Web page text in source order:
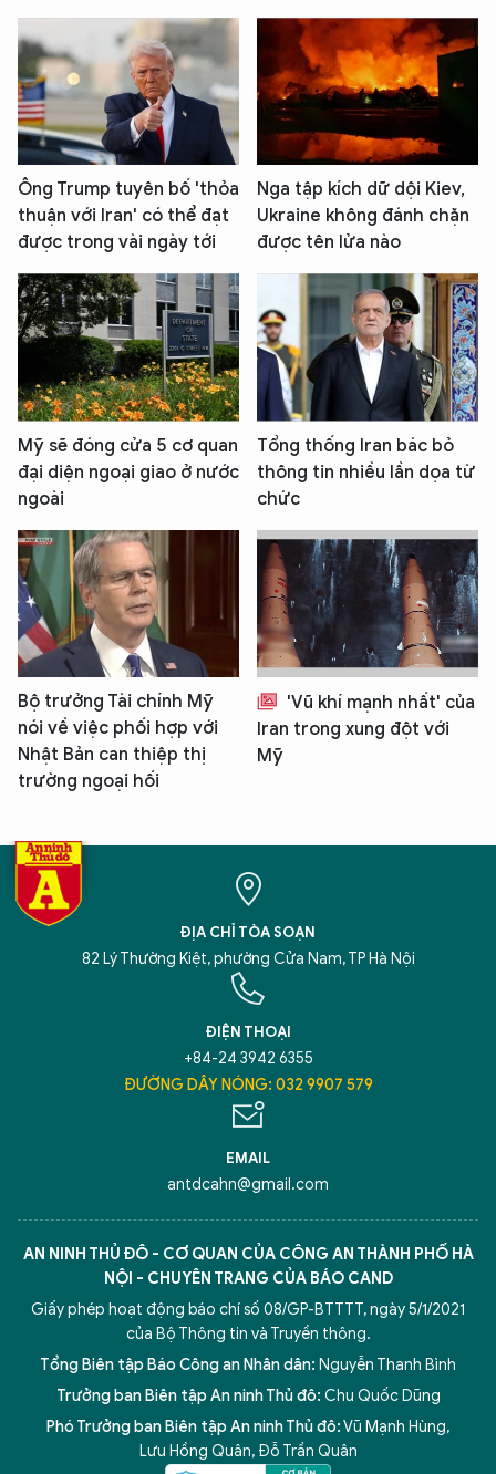
Ông Trump tuyên bố 'thỏa
thuận với Iran' có thể đạt
được trong vài ngày tới
Nga tập kích dữ dội Kiev,
Ukraine không đánh chặn
được tên lửa nào
Mỹ sẽ đóng cửa 5 cơ quan
đại diện ngoại giao ở nước
ngoài
Tổng thống Iran bác bỏ
thông tin nhiều lần dọa từ
chức
Bộ trưởng Tài chính Mỹ
nói về việc phối hợp với
Nhật Bản can thiệp thị
trường ngoại hối
'Vũ khí mạnh nhất' của
Iran trong xung đột với
Mỹ
ĐỊA CHỈ TÒA SOẠN
82 Lý Thường Kiệt, phường Cửa Nam, TP Hà Nội
ĐIỆN THOẠI
+84-24 3942 6355
ĐƯỜNG DÂY NÓNG: 032 9907 579
EMAIL
antdcahn@gmail.com
AN NINH THỦ ĐÔ - CƠ QUAN CỦA CÔNG AN THÀNH PHỐ HÀ
NỘI - CHUYÊN TRANG CỦA BÁO CAND
Giấy phép hoạt động báo chí số 08/GP-BTTTT, ngày 5/1/2021
của Bộ Thông tin và Truyền thông.
Tổng Biên tập Báo Công an Nhân dân: Nguyễn Thanh Bình
Trưởng ban Biên tập An ninh Thủ đô: Chu Quốc Dũng
Phó Trưởng ban Biên tập An ninh Thủ đô:Vũ Mạnh Hùng,
Lưu Hồng Quân, Đỗ Trần Quân
5 điểm nghẽn của Hà Nội giải pháp xử lý điểm nghẽn của